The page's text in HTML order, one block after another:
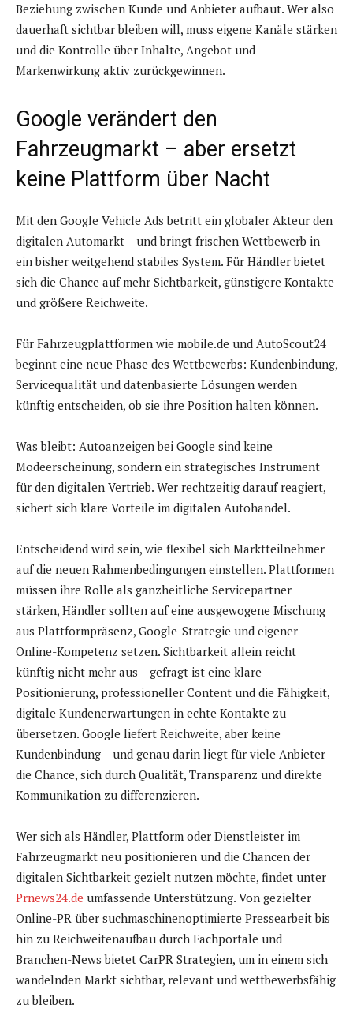
Beziehung zwischen Kunde und Anbieter aufbaut. Wer also
dauerhaft sichtbar bleiben will, muss eigene Kanäle stärken
und die Kontrolle über Inhalte, Angebot und
Markenwirkung aktiv zurückgewinnen.
Google verändert den
Fahrzeugmarkt – aber ersetzt
keine Plattform über Nacht
Mit den Google Vehicle Ads betritt ein globaler Akteur den
digitalen Automarkt – und bringt frischen Wettbewerb in
ein bisher weitgehend stabiles System. Für Händler bietet
sich die Chance auf mehr Sichtbarkeit, günstigere Kontakte
und größere Reichweite.
Für Fahrzeugplattformen wie mobile.de und AutoScout24
beginnt eine neue Phase des Wettbewerbs: Kundenbindung,
Servicequalität und datenbasierte Lösungen werden
künftig entscheiden, ob sie ihre Position halten können.
Was bleibt: Autoanzeigen bei Google sind keine
Modeerscheinung, sondern ein strategisches Instrument
für den digitalen Vertrieb. Wer rechtzeitig darauf reagiert,
sichert sich klare Vorteile im digitalen Autohandel.
Entscheidend wird sein, wie flexibel sich Marktteilnehmer
auf die neuen Rahmenbedingungen einstellen. Plattformen
müssen ihre Rolle als ganzheitliche Servicepartner
stärken, Händler sollten auf eine ausgewogene Mischung
aus Plattformpräsenz, Google-Strategie und eigener
Online-Kompetenz setzen. Sichtbarkeit allein reicht
künftig nicht mehr aus – gefragt ist eine klare
Positionierung, professioneller Content und die Fähigkeit,
digitale Kundenerwartungen in echte Kontakte zu
übersetzen. Google liefert Reichweite, aber keine
Kundenbindung – und genau darin liegt für viele Anbieter
die Chance, sich durch Qualität, Transparenz und direkte
Kommunikation zu differenzieren.
Wer sich als Händler, Plattform oder Dienstleister im
Fahrzeugmarkt neu positionieren und die Chancen der
digitalen Sichtbarkeit gezielt nutzen möchte, findet unter
Prnews24.de umfassende Unterstützung. Von gezielter
Online-PR über suchmaschinenoptimierte Pressearbeit bis
hin zu Reichweitenaufbau durch Fachportale und
Branchen-News bietet CarPR Strategien, um in einem sich
wandelnden Markt sichtbar, relevant und wettbewerbsfähig
zu bleiben.